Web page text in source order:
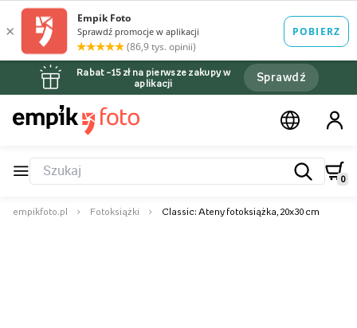
Rabat –15 zł na pierwsze zakupy w
aplikacji
Sprawdź
0
empikfoto.pl Fotoksiążki Classic: Ateny fotoksiążka, 20x30 cm